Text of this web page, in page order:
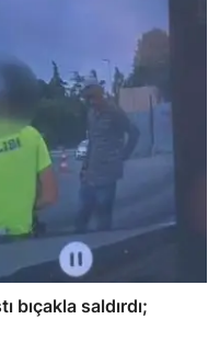
bıçakla saldırdı;